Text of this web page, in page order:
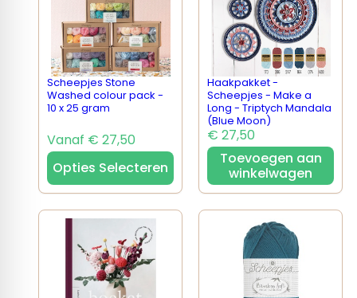
Scheepjes Stone
Washed colour pack -
10 x 25 gram
Vanaf € 27,50
Opties Selecteren
Haakpakket -
Scheepjes - Make a
Long - Triptych Mandala
(Blue Moon)
€ 27,50
Toevoegen aan
winkelwagen